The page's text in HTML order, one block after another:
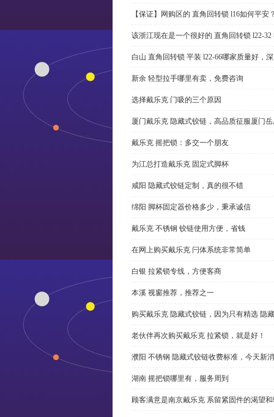
【保证】网购区的 直角回转锁 l16如何平安
该浙江现在是一个很好的 直角回转锁 l22-
白山 直角回转锁 平装 l22-66哪家质量好，
新余 轻型拉手哪里有卖，免费咨询
选择戴乐克 门吸的三个原因
厦门戴乐克 隐藏式铰链，高品质征服厦门
戴乐克 摇把锁：多交一个朋友
为江总打造戴乐克 固定式脚杯
咸阳 隐藏式铰链定制，真的很不错
绵阳 脚杯固定器价格多少，秉承诚信
戴乐克 不锈钢 铰链使用方便，省钱
在网上购买戴乐克 闩体系统非常简单
白银 拉紧锁专线，方便客商
本溪 视窗推荐，推荐之一
购买戴乐克 隐藏式铰链，因为只有精选 隐
老伙伴再次购买戴乐克 拉紧锁，就是好！
濮阳 不锈钢 隐藏式铰链收费标准，今天新
湖南 摇把锁哪里有，服务周到
顾客满意是南京戴乐克 系留紧固件的渴望